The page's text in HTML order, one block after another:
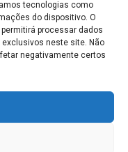
tecnologias como
do dispositivo. O
processar dados
neste site. Não
negativamente certos
e não devem ser
investimento.Leia mais